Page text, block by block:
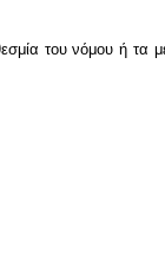
του νόμου ή τα